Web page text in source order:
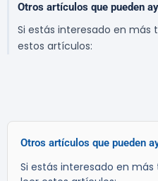
Otros artículos que pueden
Si estás interesado en más
estos artículos:
Otros artículos que pueden
Si estás interesado en